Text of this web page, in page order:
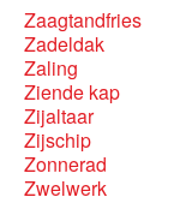
Zaagtandfries
Zadeldak
Zaling
Ziende kap
Zijaltaar
Zijschip
Zonnerad
Zwelwerk